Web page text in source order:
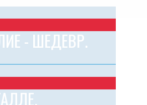
- ШЕДЕВР.